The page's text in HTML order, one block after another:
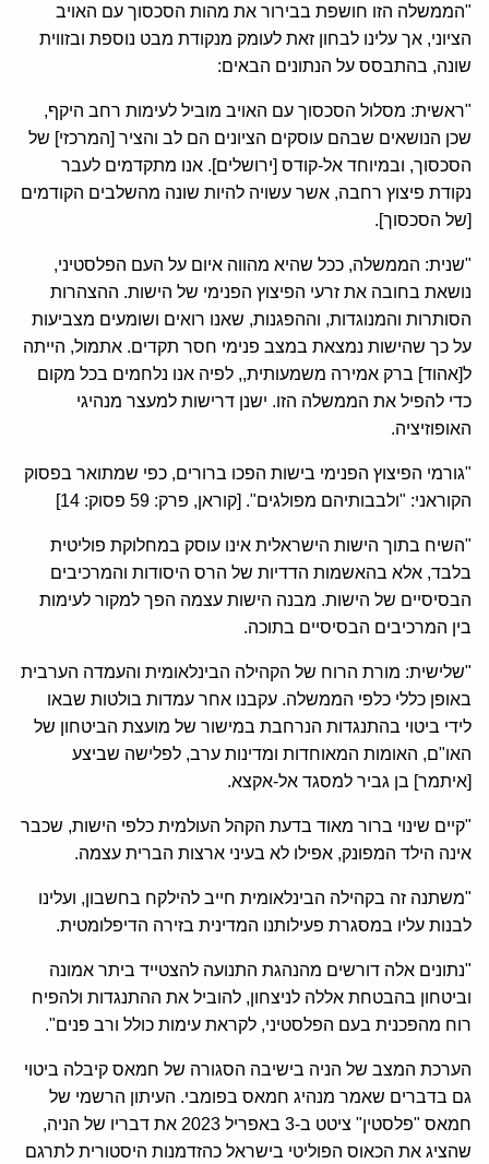
"הממשלה הזו חושפת בבירור את מהות הסכסוך עם האויב
הציוני, אך עלינו לבחון זאת לעומק מנקודת מבט נוספת ובזווית
שונה, בהתבסס על הנתונים הבאים:
"ראשית: מסלול הסכסוך עם האויב מוביל לעימות רחב היקף,
שכן הנושאים שבהם עוסקים הציונים הם לב והציר [המרכזי] של
הסכסוך, ובמיוחד אל-קודס [ירושלים]. אנו מתקדמים לעבר
נקודת פיצוץ רחבה, אשר עשויה להיות שונה מהשלבים הקודמים
[של הסכסוך].
"שנית: הממשלה, ככל שהיא מהווה איום על העם הפלסטיני,
נושאת בחובה את זרעי הפיצוץ הפנימי של הישות. ההצהרות
הסותרות והמנוגדות, וההפגנות, שאנו רואים ושומעים מצביעות
על כך שהישות נמצאת במצב פנימי חסר תקדים. אתמול, הייתה
ל[אהוד] ברק אמירה משמעותית,, לפיה אנו נלחמים בכל מקום
כדי להפיל את הממשלה הזו. ישנן דרישות למעצר מנהיגי
האופוזיציה.
"גורמי הפיצוץ הפנימי בישות הפכו ברורים, כפי שמתואר בפסוק
הקוראני: "ולבבותיהם מפולגים". [קוראן, פרק: 59 פסוק: 14]
"השיח בתוך הישות הישראלית אינו עוסק במחלוקת פוליטית
בלבד, אלא בהאשמות הדדיות של הרס היסודות והמרכיבים
הבסיסיים של הישות. מבנה הישות עצמה הפך למקור לעימות
בין המרכיבים הבסיסיים בתוכה.
"שלישית: מורת הרוח של הקהילה הבינלאומית והעמדה הערבית
באופן כללי כלפי הממשלה. עקבנו אחר עמדות בולטות שבאו
לידי ביטוי בהתנגדות הנרחבת במישור של מועצת הביטחון של
האו"ם, האומות המאוחדות ומדינות ערב, לפלישה שביצע
[איתמר] בן גביר למסגד אל-אקצא.
"קיים שינוי ברור מאוד בדעת הקהל העולמית כלפי הישות, שכבר
אינה הילד המפונק, אפילו לא בעיני ארצות הברית עצמה.
"משתנה זה בקהילה הבינלאומית חייב להילקח בחשבון, ועלינו
לבנות עליו במסגרת פעילותנו המדינית בזירה הדיפלומטית.
"נתונים אלה דורשים מהנהגת התנועה להצטייד ביתר אמונה
וביטחון בהבטחת אללה לניצחון, להוביל את ההתנגדות ולהפיח
רוח מהפכנית בעם הפלסטיני, לקראת עימות כולל ורב פנים".
הערכת המצב של הניה בישיבה הסגורה של חמאס קיבלה ביטוי
גם בדברים שאמר מנהיג חמאס בפומבי. העיתון הרשמי של
חמאס "פלסטין" ציטט ב-3 באפריל 2023 את דבריו של הניה,
שהציג את הכאוס הפוליטי בישראל כהזדמנות היסטורית לתרגם